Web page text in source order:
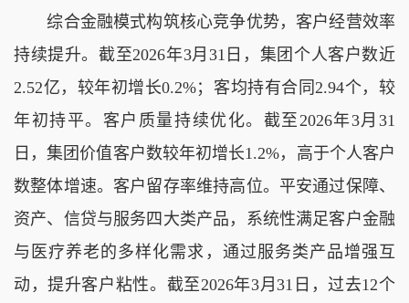
综合金融模式构筑核心竞争优势，客户经营效率
持续提升。截至2026年3月31日，集团个人客户数近
2.52亿，较年初增长0.2%；客均持有合同2.94个，较
年初持平。客户质量持续优化。截至2026年3月31
日，集团价值客户数较年初增长1.2%，高于个人客户
数整体增速。客户留存率维持高位。平安通过保障、
资产、信贷与服务四大类产品，系统性满足客户金融
与医疗养老的多样化需求，通过服务类产品增强互
动，提升客户粘性。截至2026年3月31日，过去12个